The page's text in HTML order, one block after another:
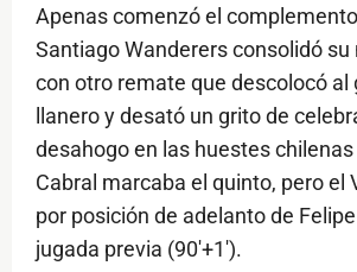
Apenas comenzó el
Santiago Wanderers consolidó su
con otro remate que descolocó al
llanero y desató un grito de
desahogo en las huestes
Cabral marcaba el quinto, pero el
por posición de adelanto de
jugada previa (90'+1').